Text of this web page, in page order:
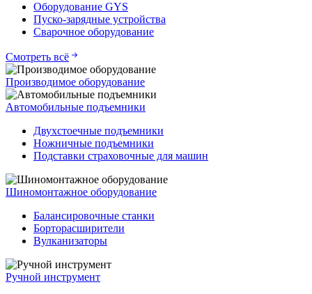
Оборудование GYS
Пуско-зарядные устройства
Сварочное оборудование
Смотреть всё
Производимое оборудование
Автомобильные подъемники
Двухстоечные подъемники
Ножничные подъемники
Подставки страховочные для машин
Шиномонтажное оборудование
Балансировочные станки
Борторасширители
Вулканизаторы
Ручной инструмент